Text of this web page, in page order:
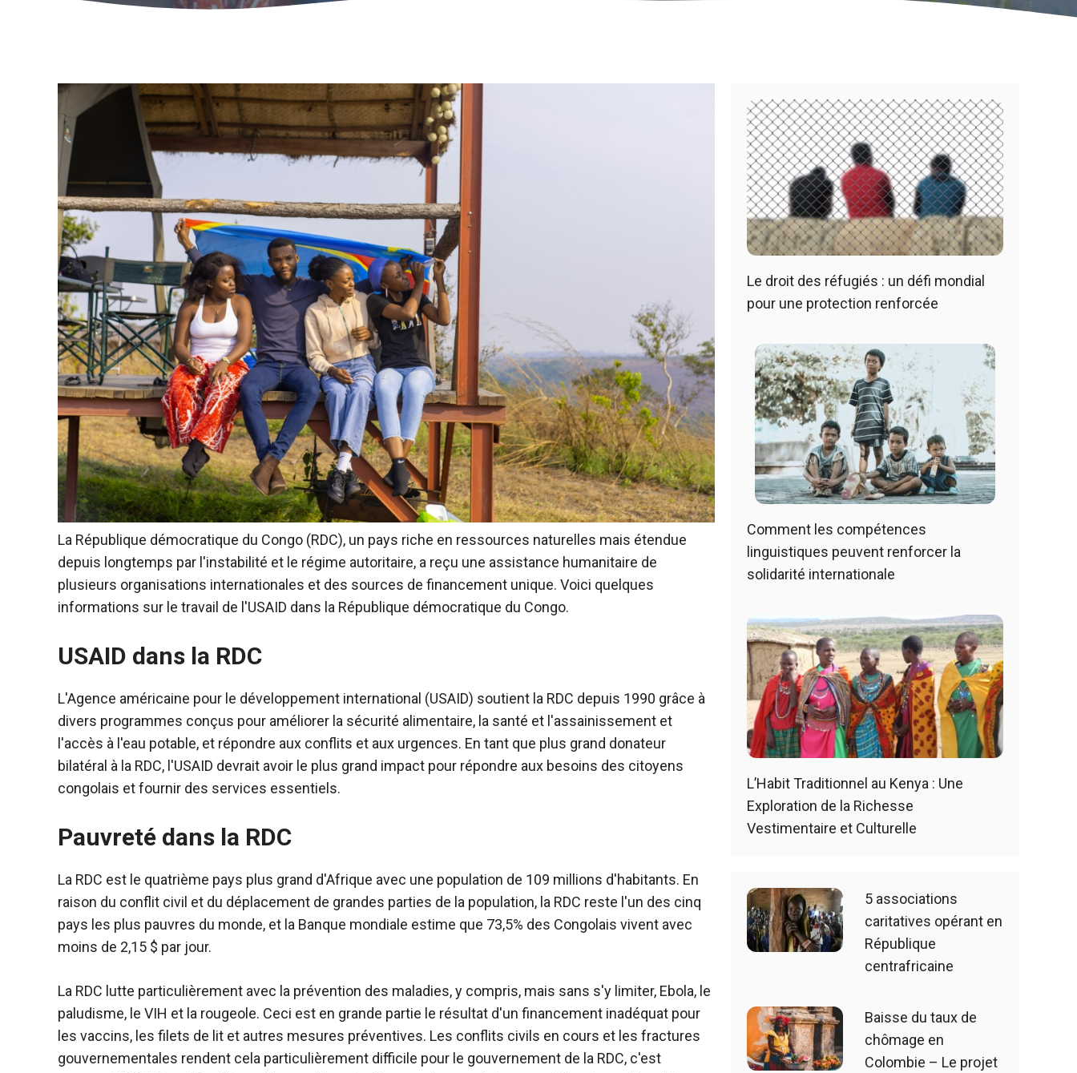
La République démocratique du Congo (RDC), un pays riche en ressources naturelles mais étendue
depuis longtemps par l'instabilité et le régime autoritaire, a reçu une assistance humanitaire de
plusieurs organisations internationales et des sources de financement unique. Voici quelques
informations sur le travail de l'USAID dans la République démocratique du Congo.
USAID dans la RDC
L'Agence américaine pour le développement international (USAID) soutient la RDC depuis 1990 grâce à
divers programmes conçus pour améliorer la sécurité alimentaire, la santé et l'assainissement et
l'accès à l'eau potable, et répondre aux conflits et aux urgences. En tant que plus grand donateur
bilatéral à la RDC, l'USAID devrait avoir le plus grand impact pour répondre aux besoins des citoyens
congolais et fournir des services essentiels.
Pauvreté dans la RDC
La RDC est le quatrième pays plus grand d'Afrique avec une population de 109 millions d'habitants. En
raison du conflit civil et du déplacement de grandes parties de la population, la RDC reste l'un des cinq
pays les plus pauvres du monde, et la Banque mondiale estime que 73,5% des Congolais vivent avec
moins de 2,15 $ par jour.
La RDC lutte particulièrement avec la prévention des maladies, y compris, mais sans s'y limiter, Ebola, le
paludisme, le VIH et la rougeole. Ceci est en grande partie le résultat d'un financement inadéquat pour
les vaccins, les filets de lit et autres mesures préventives. Les conflits civils en cours et les fractures
gouvernementales rendent cela particulièrement difficile pour le gouvernement de la RDC, c'est
Le droit des réfugiés : un défi mondial
pour une protection renforcée
Comment les compétences
linguistiques peuvent renforcer la
solidarité internationale
L’Habit Traditionnel au Kenya : Une
Exploration de la Richesse
Vestimentaire et Culturelle
5 associations
caritatives opérant en
République
centrafricaine
Baisse du taux de
chômage en
Colombie – Le projet